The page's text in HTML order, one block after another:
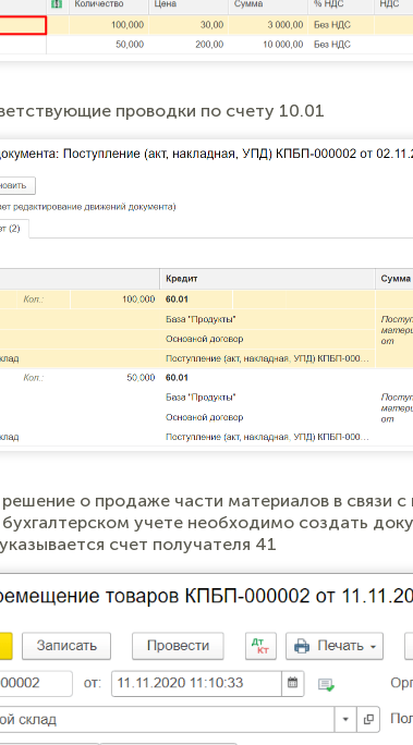
проводки по счету 10.01
о продаже части материалов в связи с
учете необходимо создать
счет получателя 41